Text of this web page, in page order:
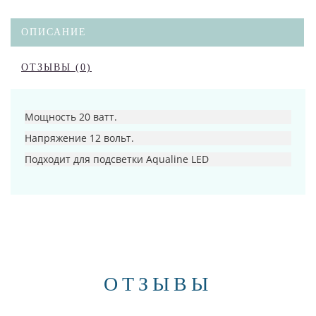
ОПИСАНИЕ
ОТЗЫВЫ (0)
Мощность 20 ватт.
Напряжение 12 вольт.
Подходит для подсветки Aqualine LED
ОТЗЫВЫ